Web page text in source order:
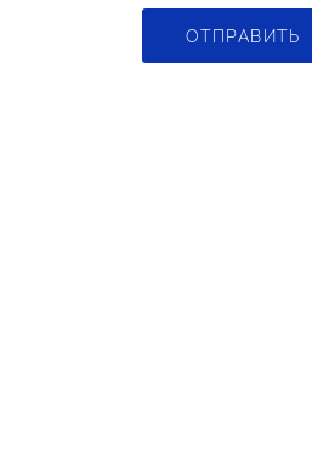
ОТПРАВИТЬ